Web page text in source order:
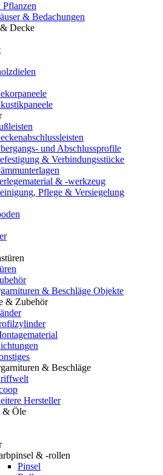
Pflanzen
& Bedachungen
Decke
und Abschlussprofile
& Verbindungsstücke
& -werkzeug
Pflege & Versiegelung
& Beschläge Objekte
& Zubehör
& Beschläge
Hersteller
& Öle
& -rollen
Pinsel